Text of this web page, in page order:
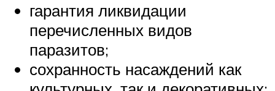
гарантия ликвидации
перечисленных видов
паразитов;
сохранность насаждений как